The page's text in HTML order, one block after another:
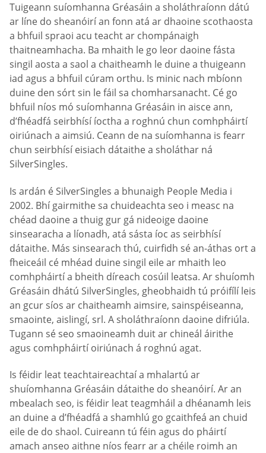
Tuigeann suíomhanna Gréasáin a sholáthraíonn dátú
ar líne do sheanóirí an fonn atá ar dhaoine scothaosta
a bhfuil spraoi acu teacht ar chompánaigh
thaitneamhacha. Ba mhaith le go leor daoine fásta
singil aosta a saol a chaitheamh le duine a thuigeann
iad agus a bhfuil cúram orthu. Is minic nach mbíonn
duine den sórt sin le fáil sa chomharsanacht. Cé go
bhfuil níos mó suíomhanna Gréasáin in aisce ann,
d’fhéadfá seirbhísí íoctha a roghnú chun comhpháirtí
oiriúnach a aimsiú. Ceann de na suíomhanna is fearr
chun seirbhísí eisiach dátaithe a sholáthar ná
SilverSingles.
Is ardán é SilverSingles a bhunaigh People Media i
2002. Bhí gairmithe sa chuideachta seo i measc na
chéad daoine a thuig gur gá nideoige daoine
sinsearacha a líonadh, atá sásta íoc as seirbhísí
dátaithe. Más sinsearach thú, cuirfidh sé an-áthas ort a
fheiceáil cé mhéad duine singil eile ar mhaith leo
comhpháirtí a bheith díreach cosúil leatsa. Ar shuíomh
Gréasáin dhátú SilverSingles, gheobhaidh tú próifílí leis
an gcur síos ar chaitheamh aimsire, sainspéiseanna,
smaointe, aislingí, srl. A sholáthraíonn daoine difriúla.
Tugann sé seo smaoineamh duit ar chineál áirithe
agus comhpháirtí oiriúnach á roghnú agat.
Is féidir leat teachtaireachtaí a mhalartú ar
shuíomhanna Gréasáin dátaithe do sheanóirí. Ar an
mbealach seo, is féidir leat teagmháil a dhéanamh leis
an duine a d’fhéadfá a shamhlú go gcaithfeá an chuid
eile de do shaol. Cuireann tú féin agus do pháirtí
amach anseo aithne níos fearr ar a chéile roimh an